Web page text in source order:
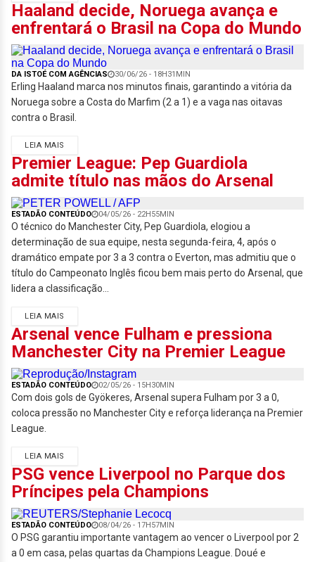
Haaland decide, Noruega avança e
enfrentará o Brasil na Copa do Mundo
DA ISTOÉ COM AGÊNCIAS 30/06/26 - 18H31MIN
Erling Haaland marca nos minutos finais, garantindo a vitória da
Noruega sobre a Costa do Marfim (2 a 1) e a vaga nas oitavas
contra o Brasil.
LEIA MAIS
Premier League: Pep Guardiola
admite título nas mãos do Arsenal
ESTADÃO CONTEÚDO 04/05/26 - 22H55MIN
O técnico do Manchester City, Pep Guardiola, elogiou a
determinação de sua equipe, nesta segunda-feira, 4, após o
dramático empate por 3 a 3 contra o Everton, mas admitiu que o
título do Campeonato Inglês ficou bem mais perto do Arsenal, que
lidera a classificação...
LEIA MAIS
Arsenal vence Fulham e pressiona
Manchester City na Premier League
ESTADÃO CONTEÚDO 02/05/26 - 15H30MIN
Com dois gols de Gyökeres, Arsenal supera Fulham por 3 a 0,
coloca pressão no Manchester City e reforça liderança na Premier
League.
LEIA MAIS
PSG vence Liverpool no Parque dos
Príncipes pela Champions
ESTADÃO CONTEÚDO 08/04/26 - 17H57MIN
O PSG garantiu importante vantagem ao vencer o Liverpool por 2
a 0 em casa, pelas quartas da Champions League. Doué e